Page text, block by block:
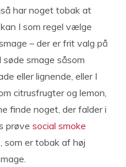
har noget tobak at
I som regel vælge
– der er frit valg på
smage såsom
eller lignende, eller I
citrusfrugter og lemon,
finde noget, der falder i
prøve social smoke
, som er tobak af høj